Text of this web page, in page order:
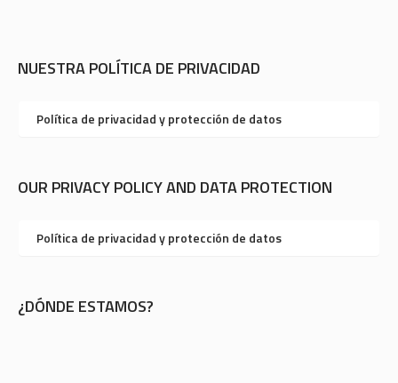
NUESTRA POLÍTICA DE PRIVACIDAD
Política de privacidad y protección de datos
OUR PRIVACY POLICY AND DATA PROTECTION
Política de privacidad y protección de datos
¿DÓNDE ESTAMOS?